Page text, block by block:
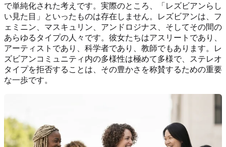
で単純化された考えです。実際のところ、「レズビアンらし
い見た目」といったものは存在しません。レズビアンは、フ
ェミニン、マスキュリン、アンドロジナス、そしてその間の
あらゆるタイプの人々です。彼女たちはアスリートであり、
アーティストであり、科学者であり、教師でもあります。レ
ズビアンコミュニティ内の多様性は極めて多様で、ステレオ
タイプを拒否することは、その豊かさを称賛するための重要
な一歩です。